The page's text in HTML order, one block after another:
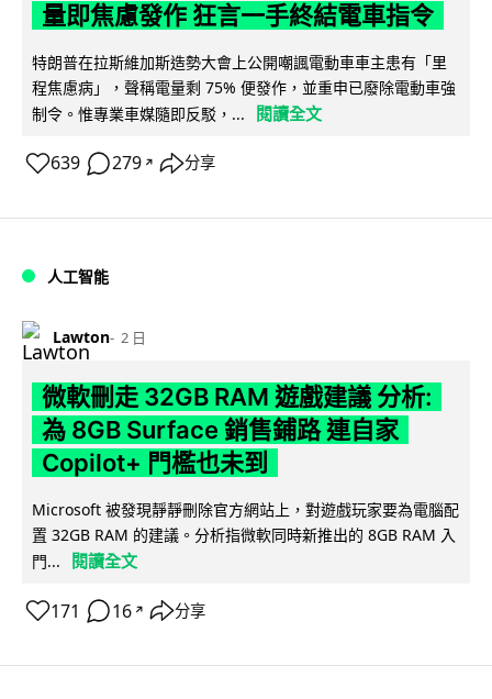
量即焦慮發作 狂言一手終結電車指令
特朗普在拉斯維加斯造勢大會上公開嘲諷電動車車主患有「里
程焦慮病」，聲稱電量剩 75% 便發作，並重申已廢除電動車強
制令。惟專業車媒隨即反駁，...
閱讀全文
639 279 ↗ 分享
人工智能
Lawton 2 日
微軟刪走 32GB RAM 遊戲建議 分析:
為 8GB Surface 銷售鋪路 連自家
Copilot+ 門檻也未到
Microsoft 被發現靜靜刪除官方網站上，對遊戲玩家要為電腦配
置 32GB RAM 的建議。分析指微軟同時新推出的 8GB RAM 入
門...
閱讀全文
171 16 ↗ 分享